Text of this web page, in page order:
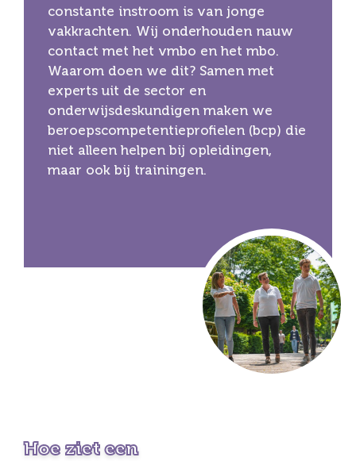
constante instroom is van jonge
vakkrachten. Wij onderhouden nauw
contact met het vmbo en het mbo.
Waarom doen we dit? Samen met
experts uit de sector en
onderwijsdeskundigen maken we
beroepscompetentieprofielen (bcp) die
niet alleen helpen bij opleidingen,
maar ook bij trainingen.
Hoe ziet een